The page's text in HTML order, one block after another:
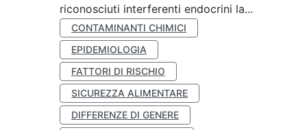
riconosciuti interferenti endocrini la...
CONTAMINANTI CHIMICI
EPIDEMIOLOGIA
FATTORI DI RISCHIO
SICUREZZA ALIMENTARE
DIFFERENZE DI GENERE